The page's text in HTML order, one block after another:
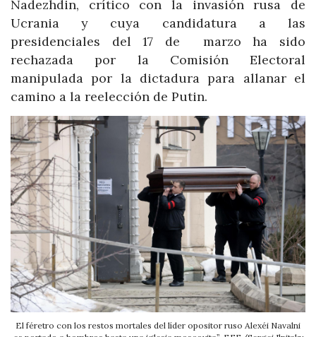
Nadezhdin, crítico con la invasión rusa de
Ucrania y cuya candidatura a las
presidenciales del 17 de marzo ha sido
rechazada por la Comisión Electoral
manipulada por la dictadura para allanar el
camino a la reelección de Putin.
El féretro con los restos mortales del líder opositor ruso Alexéi Navalni